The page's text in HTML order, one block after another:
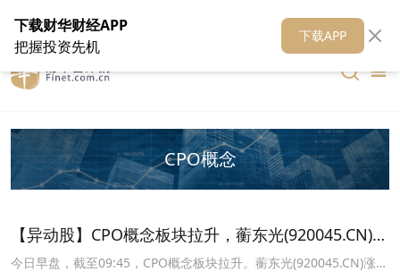
在线客服 关于我们 财华媒体矩阵 财华智库
CPO概念
【异动股】CPO概念板块拉升，蘅东光(920045.CN)涨
21.62%
今日早盘，截至09:45，CPO概念板块拉升。蘅东光(920045.CN)涨
下载财华财经APP
把握投资先机
下载APP